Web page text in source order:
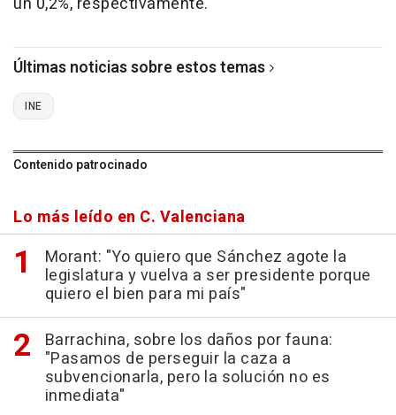
Últimas noticias sobre estos temas
INE
Contenido patrocinado
Lo más leído en C. Valenciana
Morant: "Yo quiero que Sánchez agote la
legislatura y vuelva a ser presidente porque
quiero el bien para mi país"
Barrachina, sobre los daños por fauna:
"Pasamos de perseguir la caza a
subvencionarla, pero la solución no es
inmediata"